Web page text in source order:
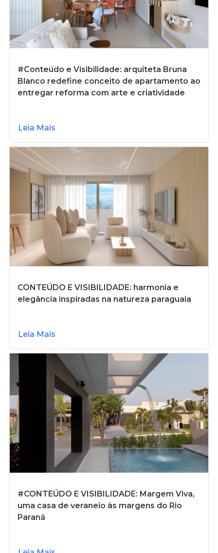
#Conteúdo e Visibilidade: arquiteta Bruna
Blanco redefine conceito de apartamento ao
entregar reforma com arte e criatividade
Leia Mais
CONTEÚDO E VISIBILIDADE: harmonia e
elegância inspiradas na natureza paraguaia
Leia Mais
#CONTEÚDO E VISIBILIDADE: Margem Viva,
uma casa de veraneio às margens do Rio
Paraná